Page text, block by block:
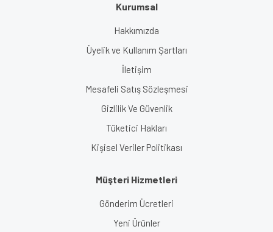
Kurumsal
Hakkımızda
Üyelik ve Kullanım Şartları
İletişim
Mesafeli Satış Sözleşmesi
Gizlilik Ve Güvenlik
Tüketici Hakları
Kişisel Veriler Politikası
Müşteri Hizmetleri
Gönderim Ücretleri
Yeni Ürünler